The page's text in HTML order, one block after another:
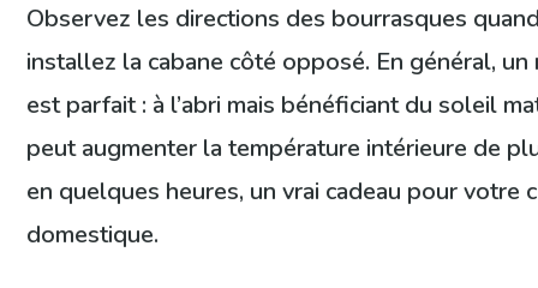
Observez les directions des bourrasques
installez la cabane côté opposé. En général,
est parfait : à l’abri mais bénéficiant du soleil
peut augmenter la température intérieure de
en quelques heures, un vrai cadeau pour votre
domestique.